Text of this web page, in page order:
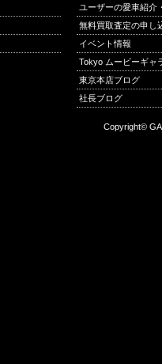
ユーザーの愛車紹介
無料買取査定の申し
イベント情報
Tokyo ムービーギャ
東京本店ブログ
社長ブログ
Copyright©